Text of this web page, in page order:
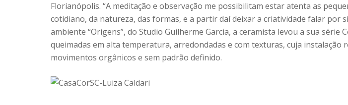
Florianópolis. “A meditação e observação me possibilitam estar atenta as
cotidiano, da natureza, das formas, e a partir daí deixar a criatividade falar por
ambiente “Origens”, do Studio Guilherme Garcia, a ceramista levou a sua série
queimadas em alta temperatura, arredondadas e com texturas, cuja instalação
movimentos orgânicos e sem padrão definido.